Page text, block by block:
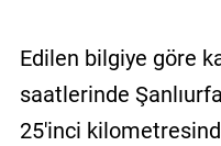
Politikası
Edilen bilgiye göre
saatlerinde
25'inci